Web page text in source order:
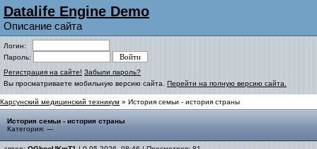
Datalife Engine Demo
Описание сайта
Логин:
Пароль:
Регистрация на сайте! Забыли пароль?
Вы просматриваете мобильную версию сайта. Перейти на полную версию сайта.
Карсунский медицинский техникум » История семьи - история страны
История семьи - история страны
Категория: ---